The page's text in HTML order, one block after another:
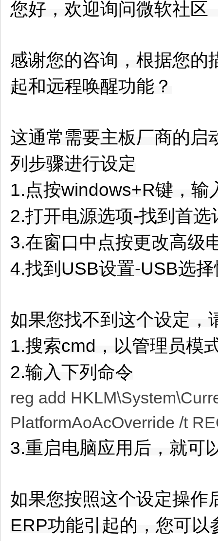
您好，欢迎询问微软社
感谢您的咨询，根据您的
起和远程唤醒功能？
这通常需要主板厂商的启
列步骤进行设定
1.点按windows+R键，输
2.打开电源选项-找到首
3.在窗口中点按更改高级
4.找到USB设置-USB选
如果您找不到这个设定，
1.搜索cmd，以管理员模
2.输入下列命令
reg add
PlatformAoAcOverride /t
3.重启电脑应用后，就可
如果您按照这个设定操作
ERP功能引起的，您可